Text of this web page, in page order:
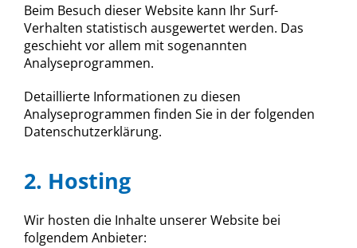
Beim Besuch dieser Website kann Ihr Surf-
Verhalten statistisch ausgewertet werden. Das
geschieht vor allem mit sogenannten
Analyseprogrammen.
Detaillierte Informationen zu diesen
Analyseprogrammen finden Sie in der folgenden
Datenschutzerklärung.
2. Hosting
Wir hosten die Inhalte unserer Website bei
folgendem Anbieter: